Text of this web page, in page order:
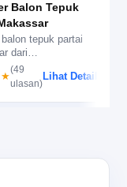
Balon Tepuk
tepuk partai
dari
siap bantu
(49
ulasan)
Lihat Detail